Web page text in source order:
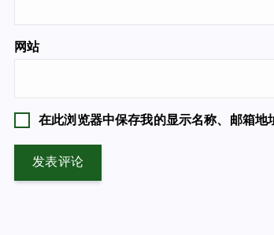
网站
在此浏览器中保存我的显示名称、邮箱地